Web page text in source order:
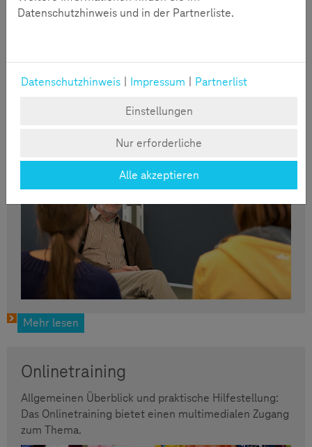
Mehr lesen
Interview
Medien auf die Sprachentwicklung von Kindern und
Mehr lesen
Onlinetraining
Allgemeinen Überblick und praktische Hilfestellung:
Das Onlinetraining bietet einen multimedialen Zugang
zum Thema.
Datenschutzhinweis und in der Partnerliste.
Datenschutzhinweis Impressum
Partnerlist
Einstellungen
Nur erforderliche
Alle akzeptieren